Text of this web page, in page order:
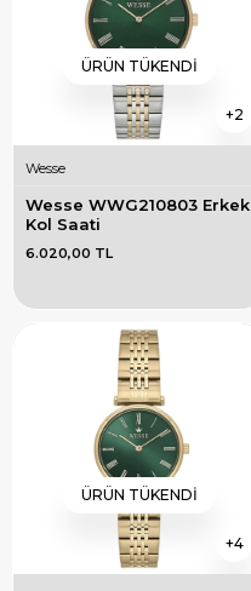
2
ÜRÜN TÜKENDI
Wesse
Wesse WWG210803 Erkek
Kol Saati
6.020,00 TL
4
ÜRÜN TÜKENDI